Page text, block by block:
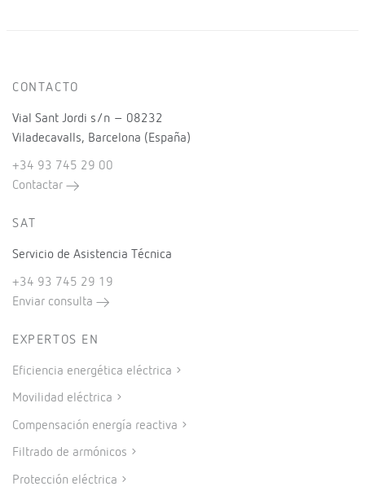
CONTACTO
Vial Sant Jordi s/n – 08232
Viladecavalls, Barcelona (España)
+34 93 745 29 00
Contactar
SAT
Servicio de Asistencia Técnica
+34 93 745 29 19
Enviar consulta
EXPERTOS EN
Eficiencia energética eléctrica
Movilidad eléctrica
Compensación energía reactiva
Filtrado de armónicos
Protección eléctrica